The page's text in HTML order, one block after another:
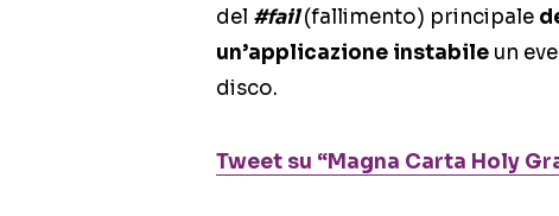
del #fail(fallimento) principale
un’applicazione instabile un
disco.
Tweet su “Magna Carta Holy